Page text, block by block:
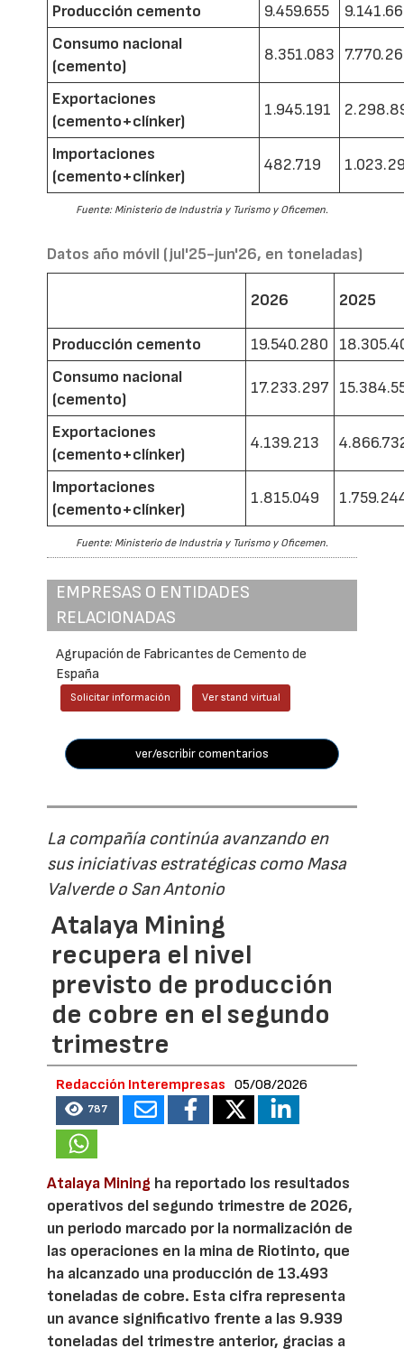
Producción cemento 9.459.655
Consumo nacional
(cemento)
8.351.083
Exportaciones
(cemento+clínker)
1.945.191
Importaciones
(cemento+clínker)
482.719
Fuente: Ministerio de Industria y Turismo y Oficemen.
Datos año móvil (jul'25-jun'26, en toneladas)
2026 2025
Producción cemento 19.540.280
Consumo nacional
(cemento)
17.233.297
Exportaciones
(cemento+clínker)
4.139.213
Importaciones
(cemento+clínker)
1.815.049
Fuente: Ministerio de Industria y Turismo y Oficemen.
EMPRESAS O ENTIDADES
RELACIONADAS
Agrupación de Fabricantes de Cemento de
España
Solicitar información Ver stand virtual
ver/escribir comentarios
La compañía continúa avanzando en
sus iniciativas estratégicas como Masa
Valverde o San Antonio
Atalaya Mining
recupera el nivel
previsto de producción
de cobre en el segundo
trimestre
Redacción Interempresas 05/08/2026
787
Atalaya Mining ha reportado los resultados
operativos del segundo trimestre de 2026,
un periodo marcado por la normalización de
las operaciones en la mina de Riotinto, que
ha alcanzado una producción de 13.493
toneladas de cobre. Esta cifra representa
un avance significativo frente a las 9.939
toneladas del trimestre anterior, gracias a